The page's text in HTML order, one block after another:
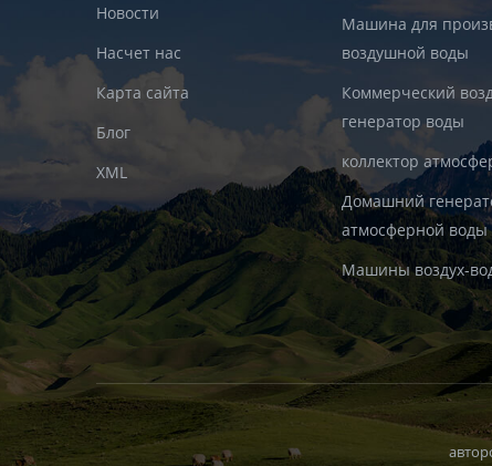
Новости
Насчет нас
Карта сайта
Блог
XML
Машина для
воздушной воды
Коммерческий
генератор воды
коллектор
Домашний
атмосферной воды
Машины воздух-